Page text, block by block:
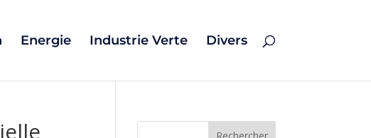
Energie Industrie Verte Divers